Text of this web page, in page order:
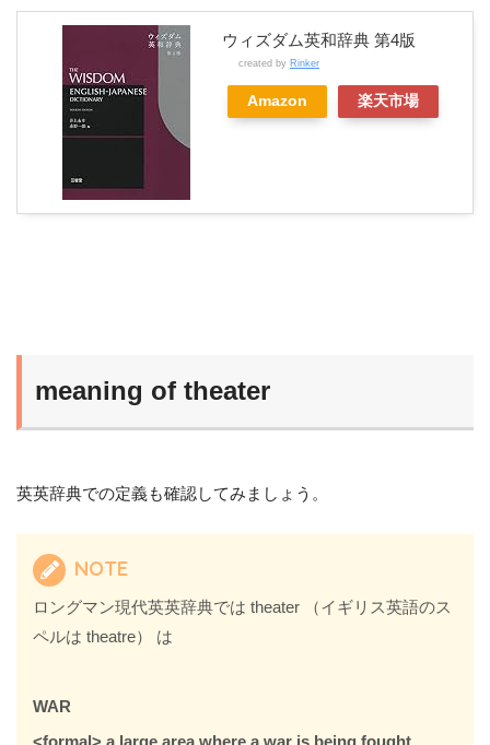
ウィズダム英和辞典 第4版
created by Rinker
Amazon 楽天市場
meaning of theater
英英辞典での定義も確認してみましょう。
NOTE
ロングマン現代英英辞典では theater （イギリス英語のス
ペルは theatre） は
WAR